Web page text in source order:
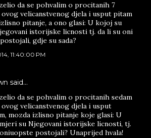
da se pohvalim o procitanih 7
velicanstvenog djela i usput pitam
pitanje, a ono glasi: U kojoj su
istorijske licnosti tj. da li su oni
gdje su sada?
11:40:00 PM
said…
da se pohvalim o procitanih sedam
velicanstvenog djela i usput
mozda izlisno pitanje koje glasi: U
su Njegovani istorijske licnosti, tj.
postojali? Unaprijed hvala!